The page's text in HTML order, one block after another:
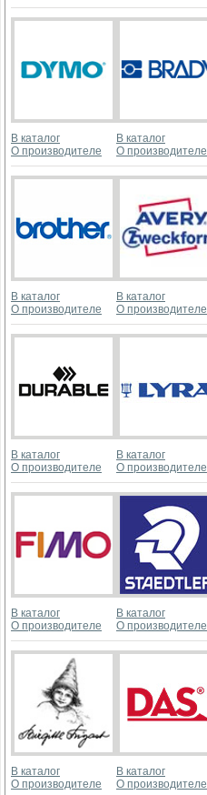
В каталог
О производителе
В каталог
О производителе
В каталог
О производителе
В каталог
О производителе
В каталог
О производителе
В каталог
О производителе
В каталог
О производителе
В каталог
О производителе
В каталог
О производителе
В каталог
О производителе